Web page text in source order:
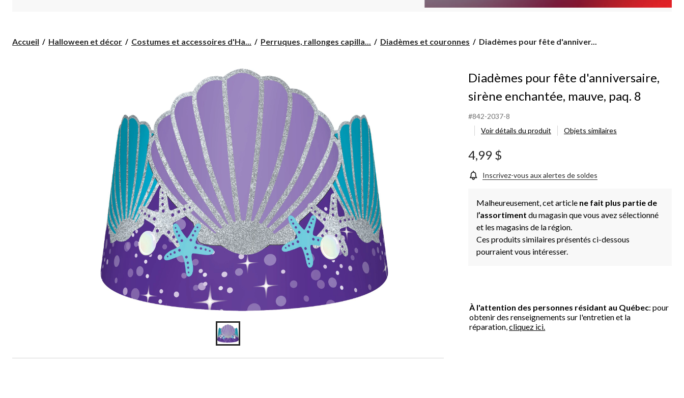
Accueil Halloween et décor Costumes et accessoires d'Ha... Perruques, rallonges capilla... Diadèmes et couronnes
Diadèmes
sirène
mauve,
8
Diadèmes pour fête d'anniver...
Diadèmes pour fête d'anniversaire,
sirène enchantée, mauve, paq. 8
#842-2037-8
Voir détails du produit
Objets similaires
4,99 $
Inscrivez-vous aux alertes de soldes
Malheureusement, cet article ne fait plus partie de
l’assortiment du magasin que vous avez sélectionné
et les magasins de la région.
Ces produits similaires présentés ci-dessous
pourraient vous intéresser.
À l'attention des personnes résidant au Québec: pour
obtenir des renseignements sur l'entretien et la
réparation,cliquez ici.